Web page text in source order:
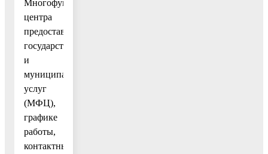
Многофункционального
центра
предоставления
государственных
и
муниципальных
услуг
(МФЦ),
графике
работы,
контактных